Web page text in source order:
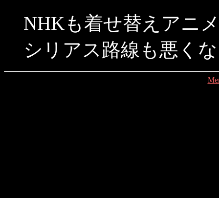
NHKも着せ替えアニ
シリアス路線も悪く